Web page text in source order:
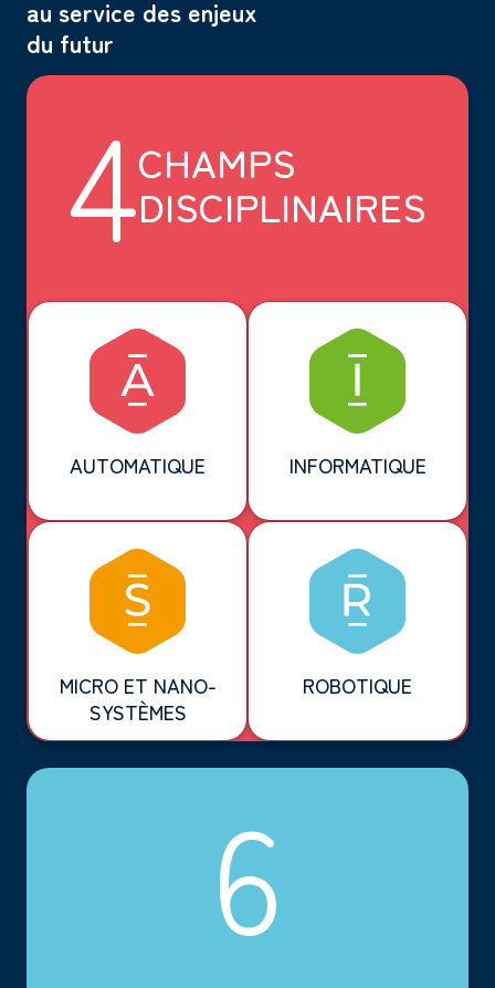
au service des enjeux
du futur
4CHAMPS
DISCIPLINAIRES
AUTOMATIQUE INFORMATIQUE
MICRO ET NANO-
SYSTÈMES
ROBOTIQUE
6